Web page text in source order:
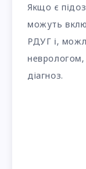
Якщо є
можуть
РДУГ і,
діагноз.